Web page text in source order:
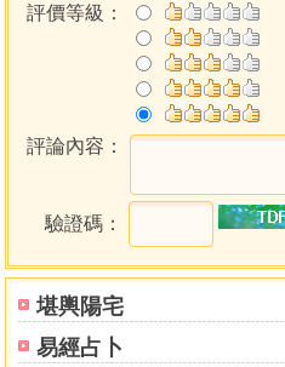
堪輿陽宅
易經占卜
評價等級：
評論內容：
驗證碼：